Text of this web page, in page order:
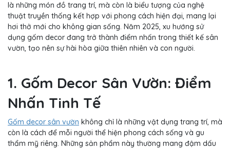
là những món đồ trang trí, mà còn là biểu tượng của nghệ
thuật truyền thống kết hợp với phong cách hiện đại, mang lại
hơi thở mới cho không gian sống. Năm 2025, xu hướng sử
dụng gốm decor đang trở thành điểm nhấn trong thiết kế sân
vườn, tạo nên sự hài hòa giữa thiên nhiên và con người.
1. Gốm Decor Sân Vườn: Điểm
Nhấn Tinh Tế
Gốm decor sân vườn không chỉ là những vật dụng trang trí, mà
còn là cách để mỗi người thể hiện phong cách sống và gu
thẩm mỹ riêng. Những sản phẩm này thường mang đậm dấu